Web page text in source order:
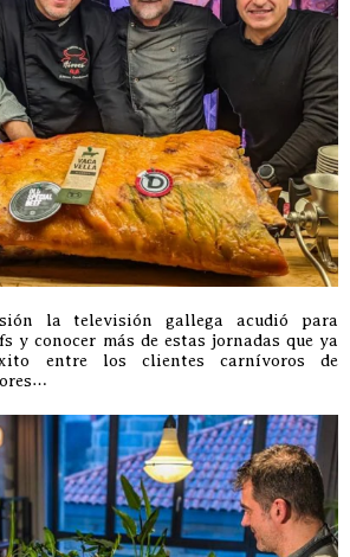
la televisión gallega acudió para
y conocer más de estas jornadas que ya
entre los clientes carnívoros de